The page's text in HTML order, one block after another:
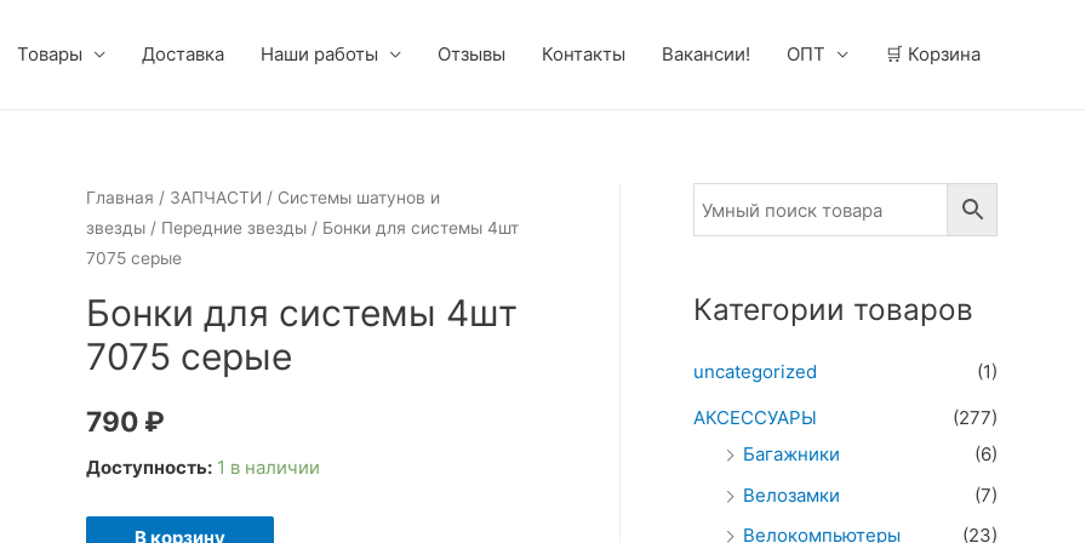
Товары Доставка Наши работы Отзывы Контакты Вакансии! ОПТ 🛒 Корзина
Главная / ЗАПЧАСТИ / Системы шатунов и
звезды/ Передние звезды/ Бонки для системы 4шт
7075 серые
Бонки для системы 4шт
7075 серые
790 ₽
Доступность: 1 в наличии
Количество
В корзину
Категории товаров
uncategorized
(1)
АКСЕССУАРЫ
(277)
Багажники
(6)
Велозамки
(7)
Велокомпьютеры
(23)